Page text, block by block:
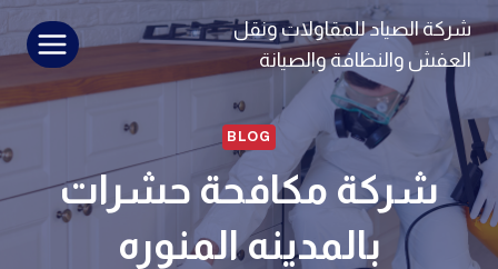
التجاوز
المحتوى
شركة الصياد للمقاولات ونقل
العفش والنظافة والصيانة
BLOG
شركة مكافحة حشرات
بالمدينه المنوره